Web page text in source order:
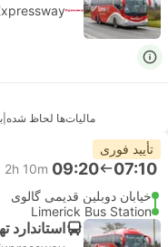
مالیات‌ها لحاظ شده
تأیید فوری
07:10
09:20
2h 10m
خیابان دوبلین قدیمی گالوی
Limerick Bus Station
استاندارد